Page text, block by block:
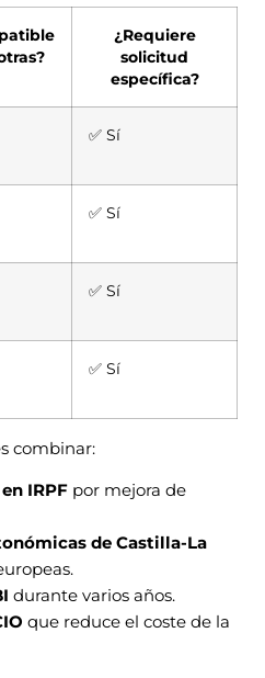
¿Requiere
solicitud
específica?
✅ Sí
✅ Sí
✅ Sí
✅ Sí
combinar:
IRPF por mejora de
de Castilla-La
durante varios años.
que reduce el coste de la